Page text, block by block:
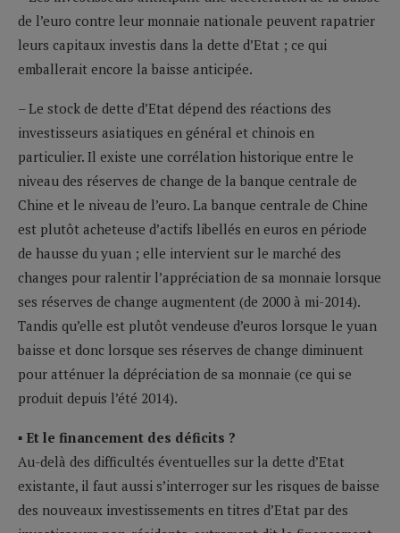
de l’euro contre leur monnaie nationale peuvent rapatrier
leurs capitaux investis dans la dette d’Etat ; ce qui
emballerait encore la baisse anticipée.
– Le stock de dette d’Etat dépend des réactions des
investisseurs asiatiques en général et chinois en
particulier. Il existe une corrélation historique entre le
niveau des réserves de change de la banque centrale de
Chine et le niveau de l’euro. La banque centrale de Chine
est plutôt acheteuse d’actifs libellés en euros en période
de hausse du yuan ; elle intervient sur le marché des
changes pour ralentir l’appréciation de sa monnaie lorsque
ses réserves de change augmentent (de 2000 à mi-2014).
Tandis qu’elle est plutôt vendeuse d’euros lorsque le yuan
baisse et donc lorsque ses réserves de change diminuent
pour atténuer la dépréciation de sa monnaie (ce qui se
produit depuis l’été 2014).
▪ Et le financement des déficits ?
Au-delà des difficultés éventuelles sur la dette d’Etat
existante, il faut aussi s’interroger sur les risques de baisse
des nouveaux investissements en titres d’Etat par des